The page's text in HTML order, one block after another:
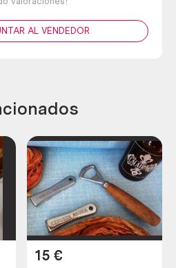
AL VENDEDOR
15 €